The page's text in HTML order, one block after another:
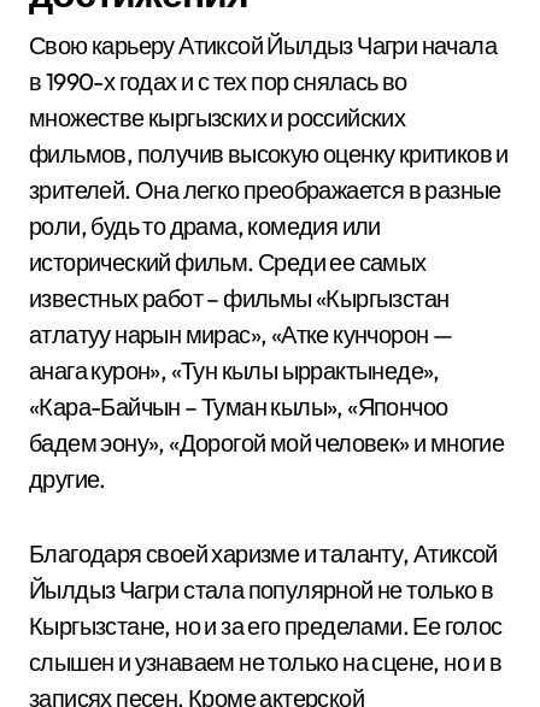
Свою карьеру Атиксой Йылдыз Чагри начала
в 1990-х годах и с тех пор снялась во
множестве кыргызских и российских
фильмов, получив высокую оценку критиков и
зрителей. Она легко преображается в разные
роли, будь то драма, комедия или
исторический фильм. Среди ее самых
известных работ – фильмы «Кыргызстан
атлатуу нарын мирас», «Атке кунчорон —
анага курон», «Тун кылы ыррактынеде»,
«Кара-Байчын – Туман кылы», «Япончоо
бадем эону», «Дорогой мой человек» и многие
другие.
Благодаря своей харизме и таланту, Атиксой
Йылдыз Чагри стала популярной не только в
Кыргызстане, но и за его пределами. Ее голос
слышен и узнаваем не только на сцене, но и в
записях песен. Кроме актерской